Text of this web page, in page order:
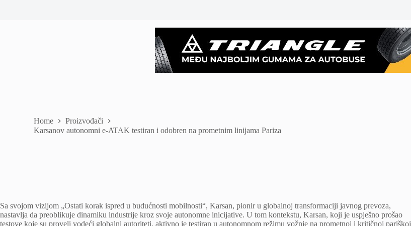
Home
Proizvođači
Karsanov autonomni e-ATAK testiran i odobren na prometnim linijama Pariza
Sa svojom vizijom „Ostati korak ispred u budućnosti mobilnosti“, Karsan, pionir u globalnoj transformaciji javnog prevoza,
nastavlja da preoblikuje dinamiku industrije kroz svoje autonomne inicijative. U tom kontekstu, Karsan, koji je uspješno prošao
testove koje su proveli vodeći globalni autoriteti, aktivno je testiran u autonomnom režimu vožnje na prometnoj i kritičnoj pariškoj